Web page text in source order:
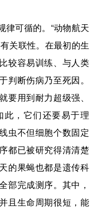
可循的。“动物航天
关联性。在最初的生
较容易训练、与人类
判断伤病乃至死因。
要用到耐力超级强、
此，它们还要易于理
虫不但细胞个数固定
都已被研究得清清楚
的果蝇也都是遗传科
部完成测序。其中，
且生命周期很短，能